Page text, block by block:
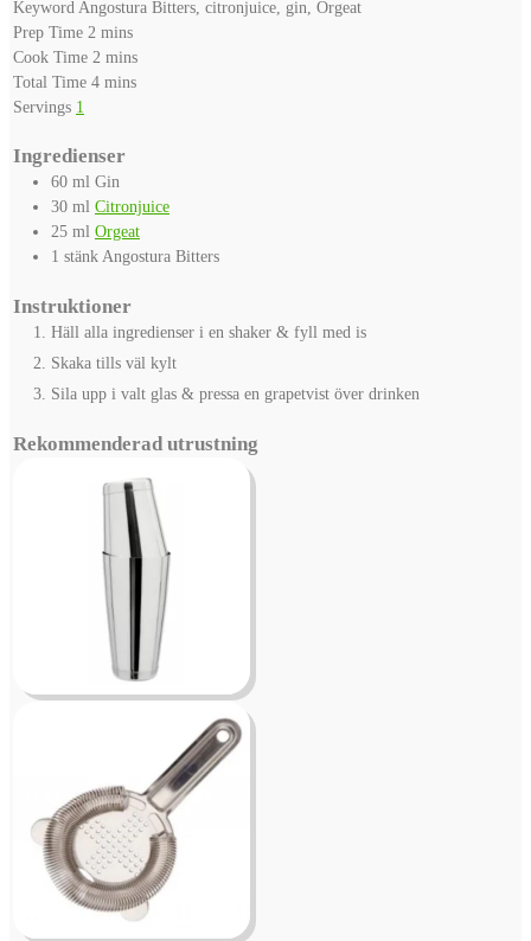
Keyword Angostura Bitters, citronjuice, gin, Orgeat
Prep Time 2 minutes
mins
Cook Time 2 minutes
mins
Total Time 4minutes
mins
Servings 1
Ingredienser
60 ml Gin
30 ml Citronjuice
25 ml Orgeat
1 stänkAngostura Bitters
Instruktioner
Häll alla ingredienser i en shaker & fyll med is
Skaka tills väl kylt
Sila upp i valt glas & pressa en grapetvist över drinken
Rekommenderad utrustning